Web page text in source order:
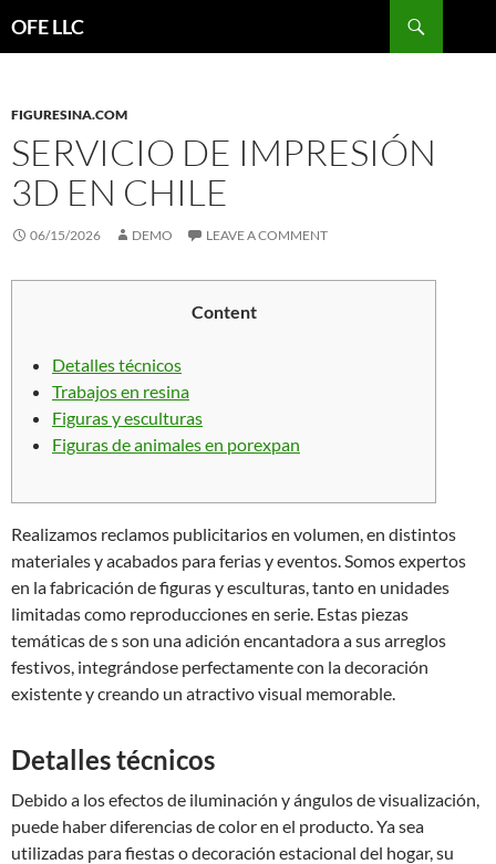
OFE LLC
FIGURESINA.COM
SERVICIO DE IMPRESIÓN
3D EN CHILE
06/15/2026 DEMO LEAVE A COMMENT
Content
Detalles técnicos
Trabajos en resina
Figuras y esculturas
Figuras de animales en porexpan
Realizamos reclamos publicitarios en volumen, en distintos
materiales y acabados para ferias y eventos. Somos expertos
en la fabricación de figuras y esculturas, tanto en unidades
limitadas como reproducciones en serie. Estas piezas
temáticas de s son una adición encantadora a sus arreglos
festivos, integrándose perfectamente con la decoración
existente y creando un atractivo visual memorable.
Detalles técnicos
Debido a los efectos de iluminación y ángulos de visualización,
puede haber diferencias de color en el producto. Ya sea
utilizadas para fiestas o decoración estacional del hogar, su